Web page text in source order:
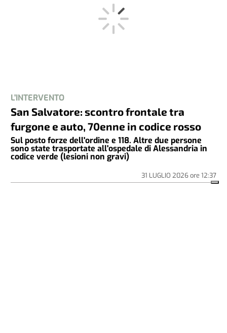
L'INTERVENTO
San Salvatore: scontro frontale tra
furgone e auto, 70enne in codice rosso
Sul posto forze dell'ordine e 118. Altre due persone
sono state trasportate all'ospedale di Alessandria in
codice verde (lesioni non gravi)
31 LUGLIO 2026ore 12:37